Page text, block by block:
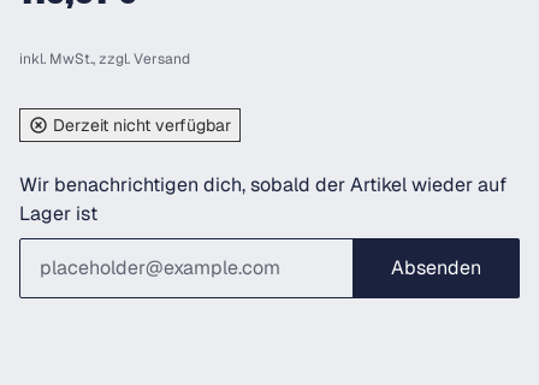
inkl. MwSt., zzgl.Versand
Derzeit nicht verfügbar
Wir benachrichtigen dich, sobald der Artikel wieder auf
Lager ist
Absenden